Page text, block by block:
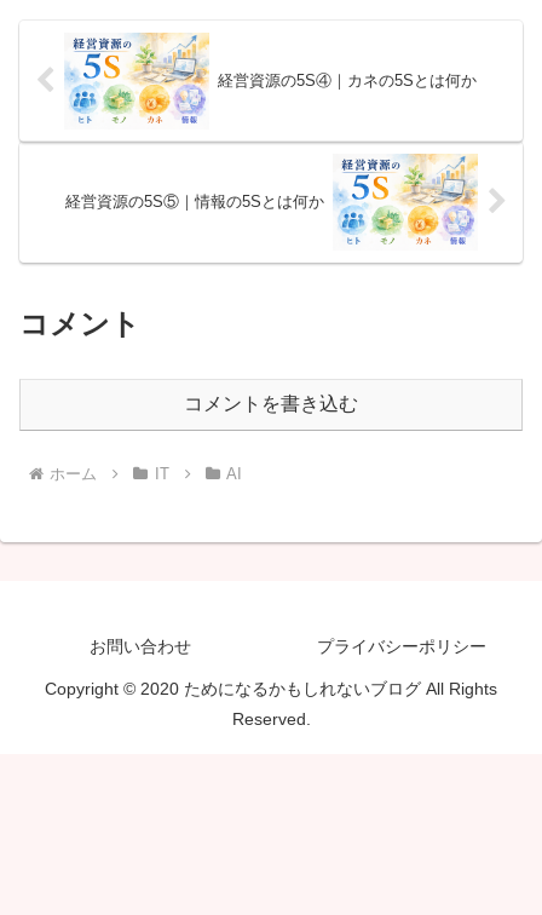
経営資源の5S④｜カネの5Sとは何か
経営資源の5S⑤｜情報の5Sとは何か
コメント
コメントを書き込む
ホーム IT AI
お問い合わせ プライバシーポリシー
Copyright © 2020 ためになるかもしれないブログ All Rights
Reserved.